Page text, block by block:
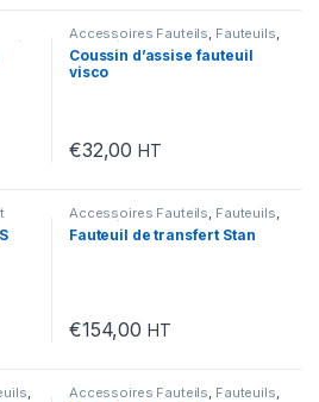
Accessoires Fauteils, Fauteuils,
Mobilité et handicap
Coussin d’assise fauteuil
visco
€32,00 HT
Accessoires Fauteils, Fauteuils,
Mobilité et handicap
Fauteuil de transfert Stan
€154,00 HT
Accessoires Fauteils Fauteuils